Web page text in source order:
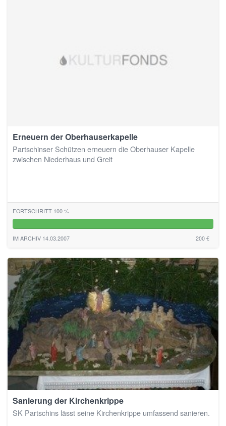
Erneuern der Oberhauserkapelle
Partschinser Schützen erneuern die Oberhauser Kapelle
zwischen Niederhaus und Greit
FORTSCHRITT 100 %
IM ARCHIV 14.03.2007 200 €
Sanierung der Kirchenkrippe
SK Partschins lässt seine Kirchenkrippe umfassend sanieren.